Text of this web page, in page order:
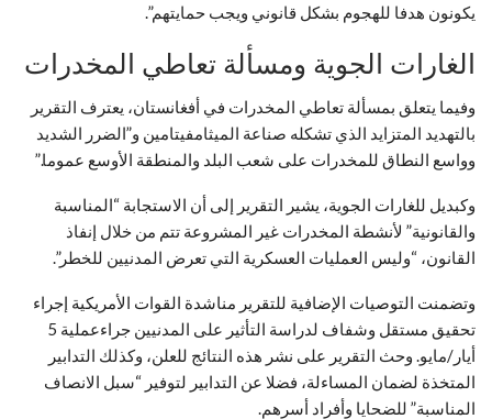
يكونون هدفا للهجوم بشكل قانوني ويجب حمايتهم”.
الغارات الجوية ومسألة تعاطي المخدرات
وفيما يتعلق بمسألة تعاطي المخدرات في أفغانستان، يعترف التقرير
بالتهديد المتزايد الذي تشكله صناعة الميثامفيتامين و”الضرر الشديد
وواسع النطاق للمخدرات على شعب البلد والمنطقة الأوسع عموما.”
وكبديل للغارات الجوية، يشير التقرير إلى أن الاستجابة “المناسبة
والقانونية” لأنشطة المخدرات غير المشروعة تتم من خلال إنفاذ
القانون، “وليس العمليات العسكرية التي تعرض المدنيين للخطر”.
وتضمنت التوصيات الإضافية للتقرير مناشدة القوات الأمريكية إجراء
تحقيق مستقل وشفاف لدراسة التأثير على المدنيين جراءعملية 5
أيار/مايو. وحث التقرير على نشر هذه النتائج للعلن، وكذلك التدابير
المتخذة لضمان المساءلة، فضلا عن التدابير لتوفير “سبل الانصاف
المناسبة” للضحايا وأفراد أسرهم.